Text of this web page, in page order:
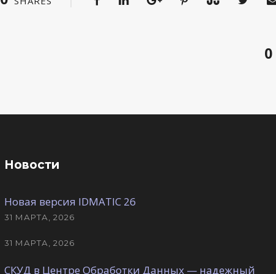
0
Новости
Новая версия IDMATIC 26
31 МАРТА, 2026
31 МАРТА, 2026
СКУД в Центре Обработки Данных — надежный